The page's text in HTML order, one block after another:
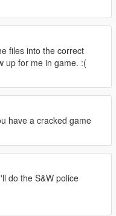
files into the correct
up for me in game. :(
have a cracked game
do the S&W police